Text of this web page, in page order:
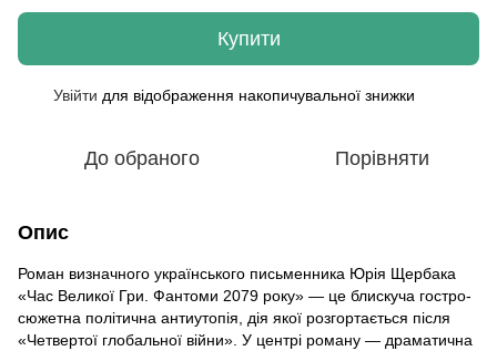
Купити
Увійти для відображення накопичувальної знижки
До обраного Порівняти
Опис
Роман визначного українського письменника Юрія Щербака
«Час Великої Гри. Фантоми 2079 року» — це блискуча гостро­­­
сюжетна політична антиутопія, дія якої розгортається після
«Чет­вертої глобальної війни». У центрі роману — драматична